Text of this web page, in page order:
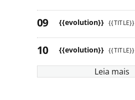
{{evolution}} {{TITLE}}
{{evolution}} {{TITLE}}
Leia mais